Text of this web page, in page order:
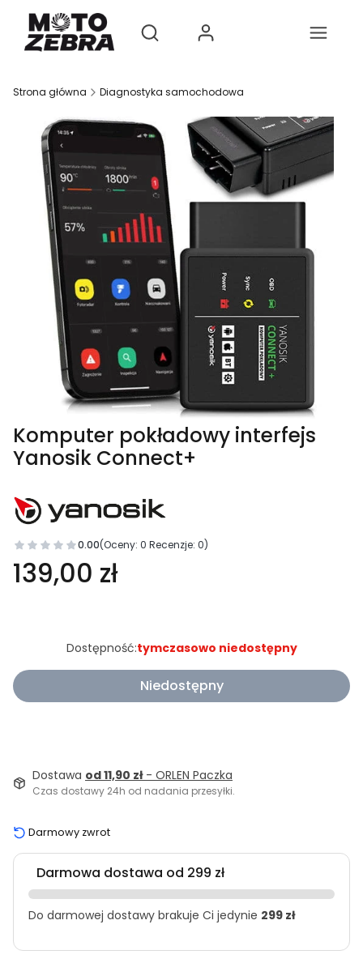
Otwórz wyszukiwarkęProdukty w
Strona główna Diagnostyka samochodowa
Komputer pokładowy interfejs
Yanosik Connect+
0.00(Oceny: 0 Recenzje: 0)
139,00 zł
Dostępność:tymczasowo niedostępny
Niedostępny
Dostawa od 11,90 zł - ORLEN Paczka
Czas dostawy 24h od nadania przesyłki.
Darmowy zwrot
Darmowa dostawa od 299 zł
Do darmowej dostawy brakuje Ci jedynie 299 zł